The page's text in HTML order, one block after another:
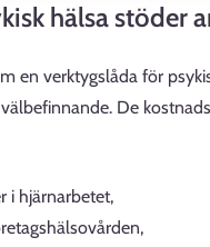
hälsa stöder
en verktygslåda för
De
i hjärnarbetet,